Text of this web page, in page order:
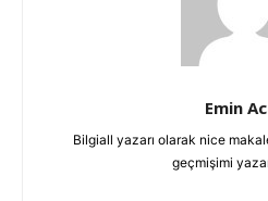
Emin
Bilgiall yazarı olarak nice
geçmişimi